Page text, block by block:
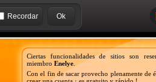
Recordar
Ciertas funcionalidades de sitios son
miembro Enelye
Con el fin de sacar provecho plenamente de